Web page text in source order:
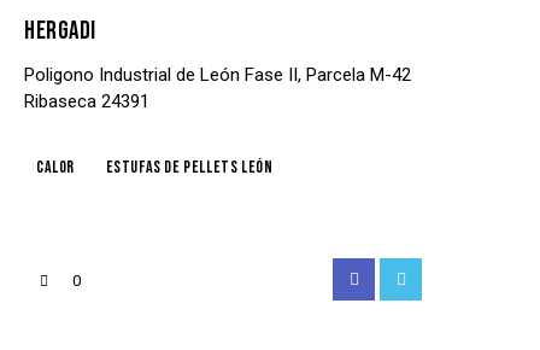
HERGADI
Poligono Industrial de León Fase II, Parcela M-42
Ribaseca 24391
calor Estufas de pellets León
0 FacebookTwitter